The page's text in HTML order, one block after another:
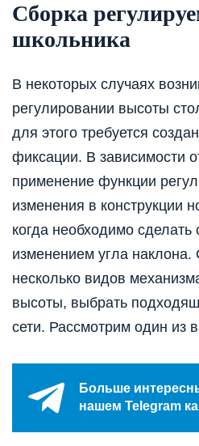
Сборка
школьника
В некоторых случаях
регулировании высоты
для этого требуется
фиксации. В зависимости
применение функции
изменения в конструкции
когда необходимо сделать
изменением угла
несколько видов
высоты, выбрать
сети. Рассмотрим один из
Больше
нашем Telegram